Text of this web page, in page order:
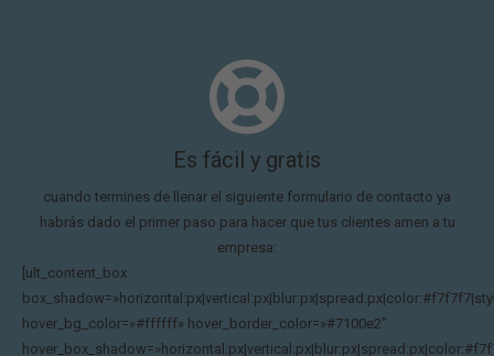
Es fácil y gratis
cuando termines de llenar el siguiente formulario de contacto ya
habrás dado el primer paso para hacer que tus clientes amen a tu
empresa:
[ult_content_box
hover_bg_color=»#ffffff» hover_border_color=»#7100e2″